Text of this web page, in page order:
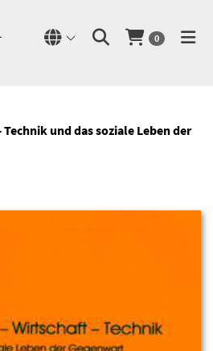
0
und das soziale Leben der